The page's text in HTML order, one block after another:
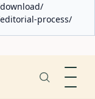
process/